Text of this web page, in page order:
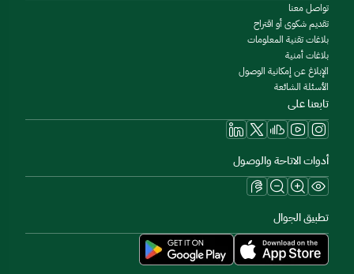
تواصل معنا
تقديم شكوى أو اقتراح
بلاغات تقنية المعلومات
بلاغات أمنية
الإبلاغ عن إمكانية الوصول
الأسئلة الشائعة
تابعنا على
أدوات الاتاحة والوصول
تطبيق الجوال